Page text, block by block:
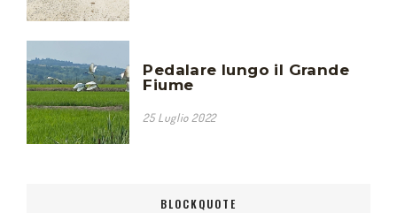
Pedalare lungo il Grande
Fiume
25 Luglio 2022
BLOCKQUOTE